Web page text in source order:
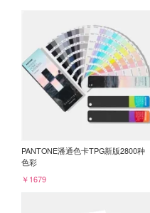
PANTONE潘通色卡TPG新版2800种
色彩
￥1679